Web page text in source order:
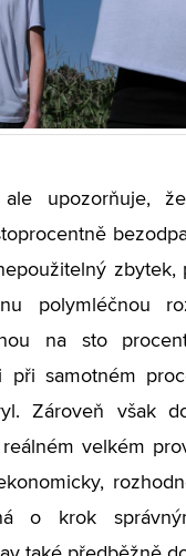
ale upozorňuje,
zbytek,
polymléčnou
na sto
samotném
Zároveň však
velkém
o krok